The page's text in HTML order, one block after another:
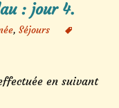
: jour 4.
, Séjours
en suivant